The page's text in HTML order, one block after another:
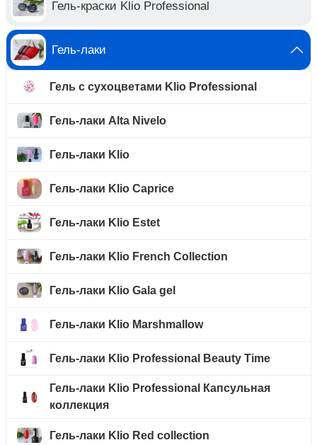
Гель-краски Klio Professional
Гель-лаки
Гель с сухоцветами Klio Professional
Гель-лаки Alta Nivelo
Гель-лаки Klio
Гель-лаки Klio Caprice
Гель-лаки Klio Estet
Гель-лаки Klio French Collection
Гель-лаки Klio Gala gel
Гель-лаки Klio Marshmallow
Гель-лаки Klio Professional Beauty Time
Гель-лаки Klio Professional Капсульная
коллекция
Гель-лаки Klio Red collection